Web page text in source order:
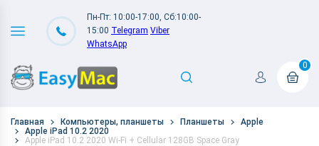
Пн-Пт: 10:00-17:00, Сб:10:00-
15:00 Telegram Viber
WhatsApp
0
Главная Компьютеры, планшеты Планшеты
Apple
Apple iPad 10.2 2020
Apple iPad 10.2 2020 Wi-Fi + Cellular 128GB Space Gray